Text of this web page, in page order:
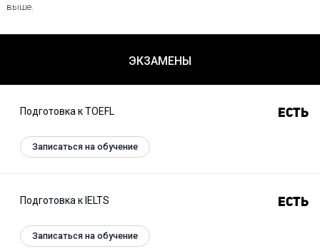
выше.
ЭКЗАМЕНЫ
Подготовка к TOEFL Есть
Записаться на обучение
Подготовка к IELTS Есть
Записаться на обучение